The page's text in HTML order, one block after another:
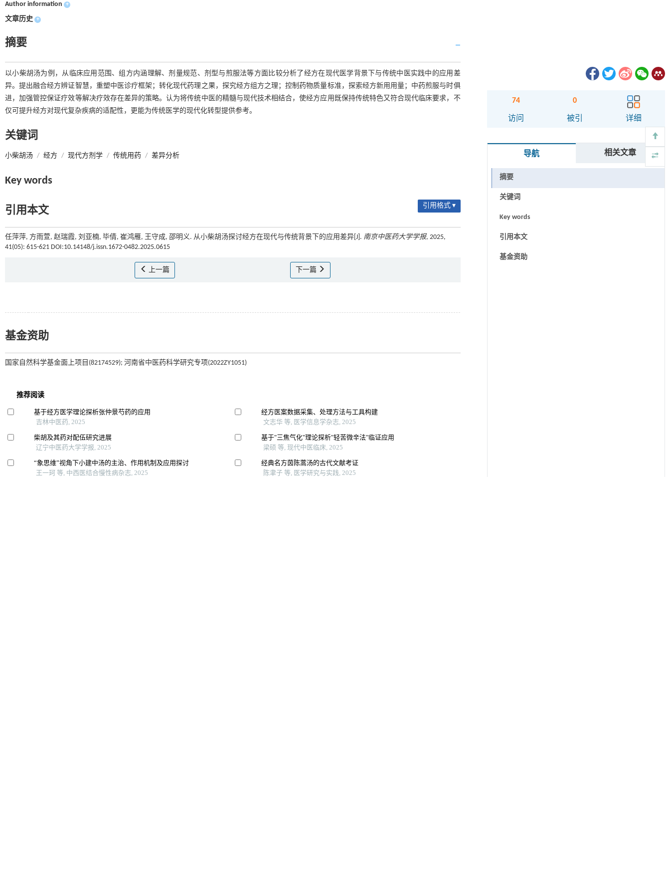
Author information +
文章历史 +
摘要
以小柴胡汤为例，从临床应用范围、组方内涵理解、剂量规范、剂型与煎服法等方面比较分析了经方在现代医学背景下与传统中医实践中的应用差
异。提出融合经方辨证智慧，重塑中医诊疗框架；转化现代药理之果，探究经方组方之理；控制药物质量标准，探索经方新用用量；中药煎服与时俱
进，加强管控保证疗效等解决疗效存在差异的策略。认为将传统中医的精髓与现代技术相结合，使经方应用既保持传统特色又符合现代临床要求，不
仅可提升经方对现代复杂疾病的适配性，更能为传统医学的现代化转型提供参考。
关键词
小柴胡汤 / 经方 / 现代方剂学 / 传统用药 / 差异分析
Key words
引用本文 引用格式 ▾
任萍萍, 方雨萱, 赵瑞霞, 刘亚楠, 毕倩, 崔鸿雁, 王守成, 邵明义. 从小柴胡汤探讨经方在现代与传统背景下的应用差异[J]. 南京中医药大学学报, 2025,
41(05): 615-621 DOI:10.14148/j.issn.1672-0482.2025.0615
上一篇 下一篇
基金资助
国家自然科学基金面上项目(82174529); 河南省中医药科学研究专项(2022ZY1051)
74
访问
0
被引 详细
导航 相关文章
摘要
关键词
Key words
引用本文
基金资助